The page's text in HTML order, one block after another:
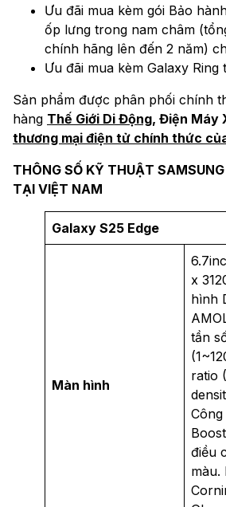
Ưu đãi mua kèm gói Bảo
ốp lưng trong nam châm
chính hãng lên đến 2 năm)
Ưu đãi mua kèm Galaxy Ring
Sản phẩm được phân phối chính
hàng Thế Giới Di Động, Điện Máy
thương mại điện tử chính thức
THÔNG SỐ KỸ THUẬT
TẠI VIỆT NAM
Galaxy S25 Edge
Màn hình
x
hình
tần
ratio
điều
màu.